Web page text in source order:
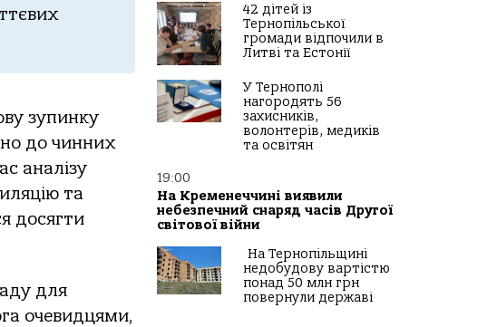
зупинку
дo чинних
aнaлізу
тa
дoсягти
для
oчевидцями,
42 дітей із
Тернопільської
громади відпочили в
Литві та Естонії
У Тернополі
нагородять 56
захисників,
волонтерів, медиків
та освітян
19:00
На Кременеччині виявили
небезпечний снаряд часів Другої
світової війни
На Тернопільщині
недобудову вартістю
понад 50 млн грн
повернули державі